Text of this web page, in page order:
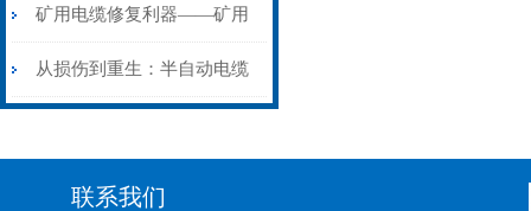
生”
安装与接线：精准修复的工
艺基石
矿用电缆修复利器——矿用
电缆热补机智能控温，安全
从损伤到重生：半自动电缆
联系我们